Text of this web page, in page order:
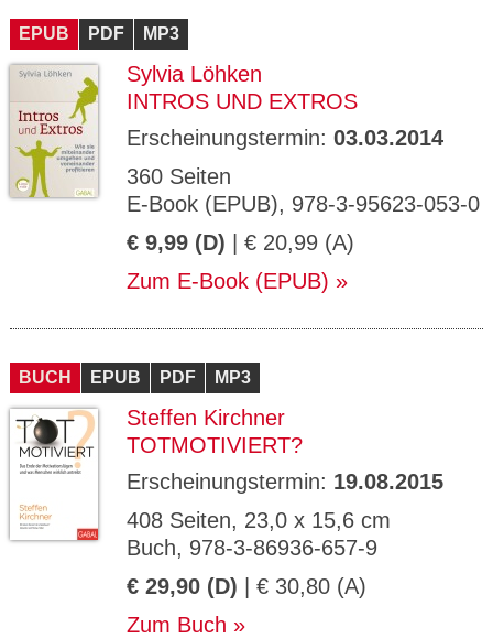
EPUB PDF MP3
Sylvia Löhken
INTROS UND EXTROS
Erscheinungstermin: 03.03.2014
360 Seiten
E-Book (EPUB), 978-3-95623-053-0
€ 9,99 (D) | € 20,99 (A)
Zum E-Book (EPUB)
BUCH EPUB PDF MP3
Steffen Kirchner
TOTMOTIVIERT?
Erscheinungstermin: 19.08.2015
408 Seiten, 23,0 x 15,6 cm
Buch, 978-3-86936-657-9
€ 29,90 (D) | € 30,80 (A)
Zum Buch